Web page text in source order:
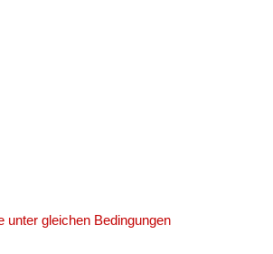
unter gleichen Bedingungen